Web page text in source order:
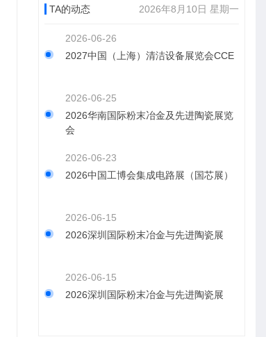
TA的动态 2026年8月10日 星期一
2026-06-26
2027中国（上海）清洁设备展览会CCE
2026-06-25
2026华南国际粉末冶金及先进陶瓷展览
会
2026-06-23
2026中国工博会集成电路展（国芯展）
2026-06-15
2026深圳国际粉末冶金与先进陶瓷展
2026-06-15
2026深圳国际粉末冶金与先进陶瓷展